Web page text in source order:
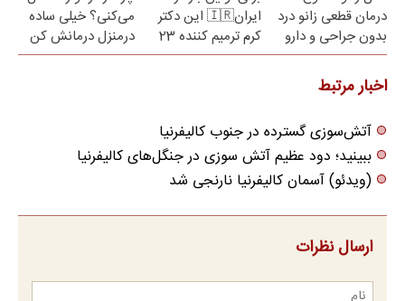
درمان قطعی زانو درد
بدون جراحی و دارو
(پرسش نامه)
ایران🇮🇷 این دکتر
کرم ترمیم کننده 23
روزه ساخت!
می‌کنی؟ خیلی ساده
درمنزل درمانش کن
اخبار مرتبط
آتش‌سوزی گسترده در جنوب کالیفرنیا
ببینید؛ دود عظیم آتش سوزی در جنگل‌های کالیفرنیا
(ویدئو) آسمان کالیفرنیا نارنجی شد
ارسال نظرات